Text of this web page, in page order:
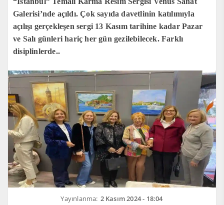
Galerisi’nde açıldı. Çok sayıda davetlinin katılımıyla
açılışı gerçekleşen sergi 13 Kasım tarihine kadar Pazar
ve Salı günleri hariç her gün gezilebilecek. Farklı
disiplinlerde..
Yayınlanma: 2 Kasım 2024 - 18:04